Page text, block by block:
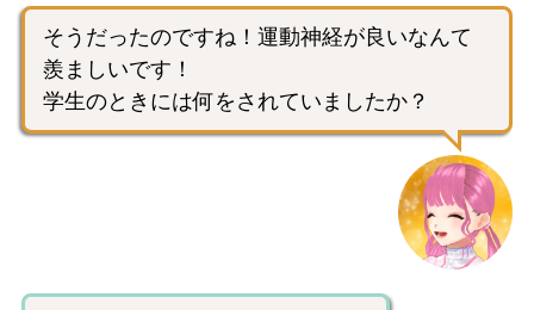
そうだったのですね！運動神経が良いなんて
羨ましいです！
学生のときには何をされていましたか？